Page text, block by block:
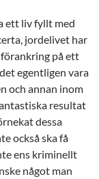
ett liv fyllt med
jordelivet har
på ett
egentligen vara
och annan inom
resultat
dessa
också ska få
ens kriminellt
något man